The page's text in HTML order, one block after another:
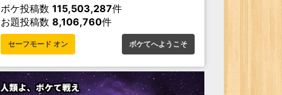
ボケ投稿数 115,503,287件
お題投稿数 8,106,760件
セーフモード オン ボケてへようこそ